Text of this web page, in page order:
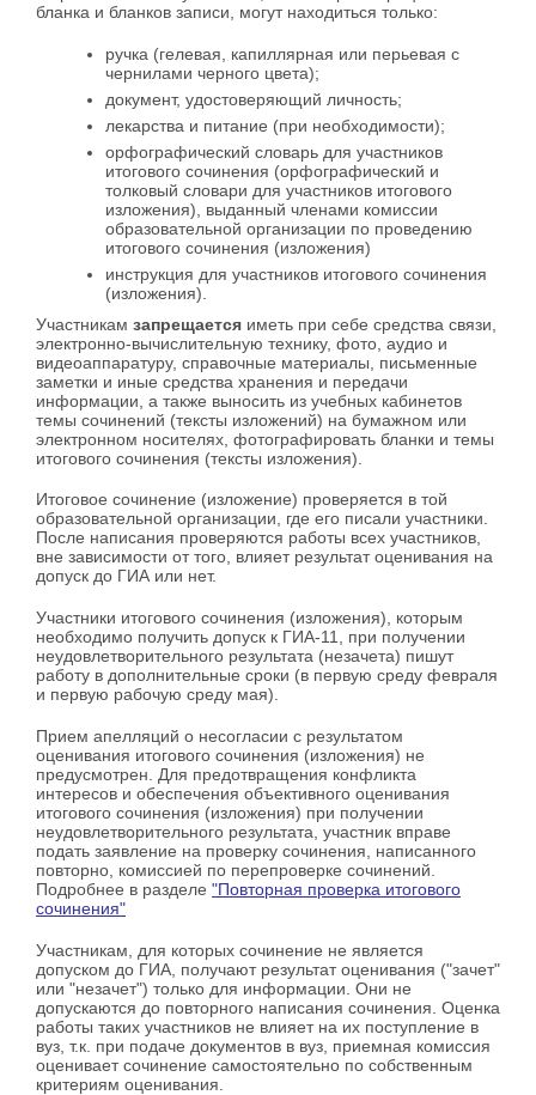
бланка и бланков записи, могут находиться только:
ручка (гелевая, капиллярная или перьевая с
чернилами черного цвета);
документ, удостоверяющий личность;
лекарства и питание (при необходимости);
орфографический словарь для участников
итогового сочинения (орфографический и
толковый словари для участников итогового
изложения), выданный членами комиссии
образовательной организации по проведению
итогового сочинения (изложения)
инструкция для участников итогового сочинения
(изложения).
Участникам запрещается иметь при себе средства связи,
электронно-вычислительную технику, фото, аудио и
видеоаппаратуру, справочные материалы, письменные
заметки и иные средства хранения и передачи
информации, а также выносить из учебных кабинетов
темы сочинений (тексты изложений) на бумажном или
электронном носителях, фотографировать бланки и темы
итогового сочинения (тексты изложения).
Итоговое сочинение (изложение) проверяется в той
образовательной организации, где его писали участники.
После написания проверяются работы всех участников,
вне зависимости от того, влияет результат оценивания на
допуск до ГИА или нет.
Участники итогового сочинения (изложения), которым
необходимо получить допуск к ГИА-11, при получении
неудовлетворительного результата (незачета) пишут
работу в дополнительные сроки (в первую среду февраля
и первую рабочую среду мая).
Прием апелляций о несогласии с результатом
оценивания итогового сочинения (изложения) не
предусмотрен. Для предотвращения конфликта
интересов и обеспечения объективного оценивания
итогового сочинения (изложения) при получении
неудовлетворительного результата, участник вправе
подать заявление на проверку сочинения, написанного
повторно, комиссией по перепроверке сочинений.
Подробнее в разделе "Повторная проверка итогового
сочинения"
Участникам, для которых сочинение не является
допуском до ГИА, получают результат оценивания ("зачет"
или "незачет") только для информации. Они не
допускаются до повторного написания сочинения. Оценка
работы таких участников не влияет на их поступление в
вуз, т.к. при подаче документов в вуз, приемная комиссия
оценивает сочинение самостоятельно по собственным
критериям оценивания.